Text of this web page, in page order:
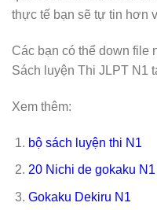
thực tế bạn sẽ tự tin hơn
Các bạn có thể down file
Sách luyện Thi JLPT N1
Xem thêm:
bộ sách luyện thi N1
20 Nichi de gokaku N1
Gokaku Dekiru N1